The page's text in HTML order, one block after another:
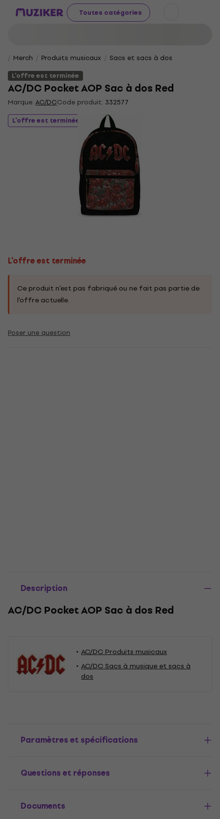
Toutes catégories
Merch Produits musicaux
Sacs et sacs à dos
L'offre est terminée
AC/DC Pocket AOP Sac à dos Red
Marque:AC/DCCode produit: 332577
L'offre est terminée
L'offre est terminée
Ce produit n'est pas fabriqué ou ne fait pas partie de
l'offre actuelle.
Poser une question
Description
AC/DC Pocket AOP Sac à dos Red
AC/DC Produits musicaux
AC/DC Sacs à musique et sacs à
dos
Paramètres et spécifications
Questions et réponses
Documents